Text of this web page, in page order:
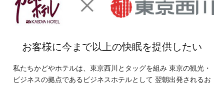
お客様に今まで以上の快眠を提供したい
私たちかどやホテルは、東京西川とタッグを組み 東京の観光・
ビジネスの拠点であるビジネスホテルとして 翌朝出発されるお